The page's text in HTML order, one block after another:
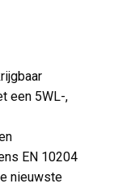
een 5WL-,
EN 10204
nieuwste